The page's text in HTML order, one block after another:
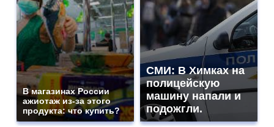
В магазинах России
ажиотаж из-за этого
продукта: что купить?
СМИ: В Химках на
полицейскую
машину напали и
подожгли.